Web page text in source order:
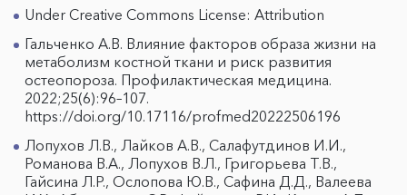
Under Creative Commons License: Attribution
Гальченко А.В. Влияние факторов образа жизни на
метаболизм костной ткани и риск развития
остеопороза. Профилактическая медицина.
2022;25(6):96–107.
https://doi.org/10.17116/profmed20222506196
Лопухов Л.В., Лайков А.В., Салафутдинов И.И.,
Романова В.А., Лопухов В.Л., Григорьева Т.В.,
Гайсина Л.Р., Ослопова Ю.В., Сафина Д.Д., Валеева